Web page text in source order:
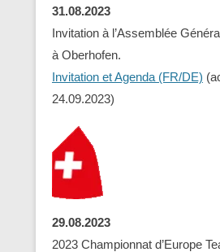
31.08.2023
Invitation à l’Assemblée
à Oberhofen.
Invitation et Agenda (FR/DE)
24.09.2023)
29.08.2023
2023 Championnat d’Europe